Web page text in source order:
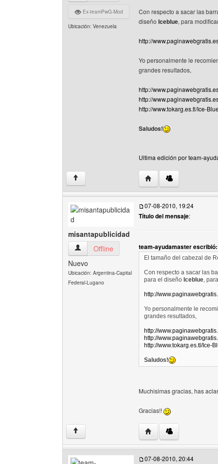
Ex-teamPwG-Mod
Ubicación: Venezuela
Con respecto a sacar las
diseño Iceblue, para
http://
Yo personalmente le
grandes resultados,
http://
http://
http://www.tokarg.es.tl/Ice-
Saludos!
Ultima edición por team-
↑ Visitar sitio web del
misantapublicidad
misantapublicidad Ver perfil del usuario
Offline
Nuevo
Ubicación: Argentina-Capital
Federal-Lugano
07-08-2010, 19:24
Título del mensaje:
team-ayudamaster escribió:
El tamaño del cabezal de
Con respecto a sacar las
para el diseño Iceblue,
http://
Yo personalmente le
grandes resultados,
http://
http://
http://www.tokarg.es.tl/Ice-
Saludos!
Muchisimas gracias, has
Gracias!!
↑ Visitar sitio web del
07-08-2010, 20:44